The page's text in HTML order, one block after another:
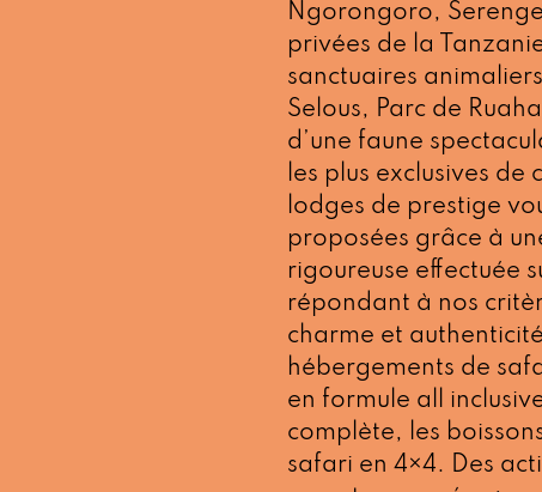
Ngorongoro,
privées de la
sanctuaires
Selous, Parc de
d’une faune
les plus exclusives de
lodges de prestige
proposées grâce à
rigoureuse effectuée
répondant à nos
charme et
hébergements de
en formule all
complète, les
safari en 4×4. Des